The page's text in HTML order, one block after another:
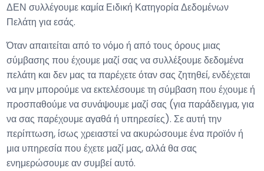
ΔΕΝ συλλέγουμε καμία Ειδική Κατηγορία Δεδομένων
Πελάτη για εσάς.
Όταν απαιτείται από το νόμο ή από τους όρους μιας
σύμβασης που έχουμε μαζί σας να συλλέξουμε δεδομένα
πελάτη και δεν μας τα παρέχετε όταν σας ζητηθεί, ενδέχεται
να μην μπορούμε να εκτελέσουμε τη σύμβαση που έχουμε ή
προσπαθούμε να συνάψουμε μαζί σας (για παράδειγμα, για
να σας παρέχουμε αγαθά ή υπηρεσίες). Σε αυτή την
περίπτωση, ίσως χρειαστεί να ακυρώσουμε ένα προϊόν ή
μια υπηρεσία που έχετε μαζί μας, αλλά θα σας
ενημερώσουμε αν συμβεί αυτό.